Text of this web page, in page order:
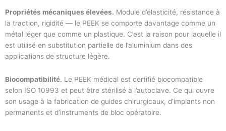
Propriétés mécaniques élevées. Module d’élasticité, résistance à
la traction, rigidité — le PEEK se comporte davantage comme un
métal léger que comme un plastique. C’est la raison pour laquelle il
est utilisé en substitution partielle de l’aluminium dans des
applications de structure légère.
Biocompatibilité. Le PEEK médical est certifié biocompatible
selon ISO 10993 et peut être stérilisé à l’autoclave. Ce qui ouvre
son usage à la fabrication de guides chirurgicaux, d’implants non
permanents et d’instruments de bloc opératoire.